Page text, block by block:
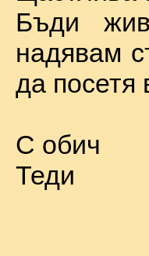
Бъди
надявам
да посетя
С обич
Теди